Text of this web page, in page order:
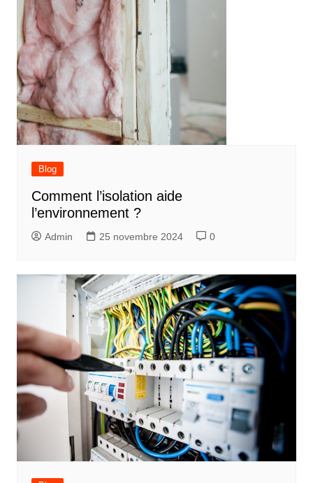
Blog
Comment l’isolation aide
l’environnement ?
Admin 25 novembre 2024 0